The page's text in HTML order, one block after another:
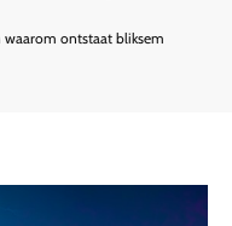
waarom ontstaat bliksem